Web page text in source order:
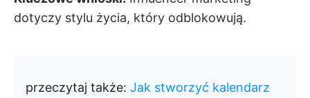
dotyczy stylu życia, który odblokowują.
przeczytaj także: Jak stworzyć kalendarz